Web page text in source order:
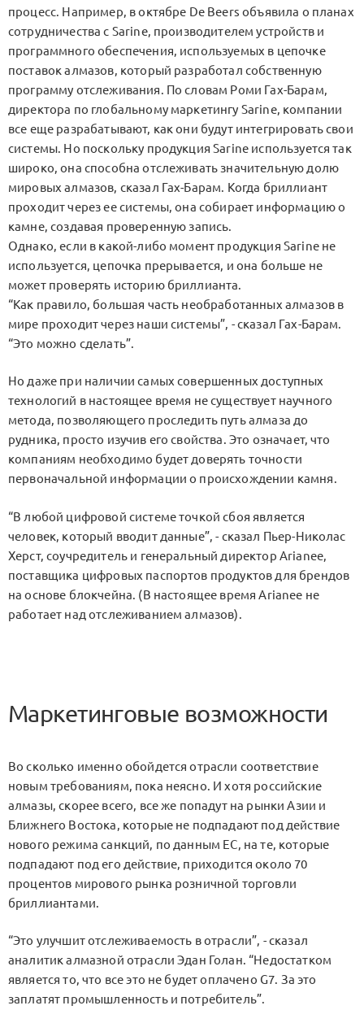
процесс. Например, в октябре De Beers объявила о планах
сотрудничества с Sarine, производителем устройств и
программного обеспечения, используемых в цепочке
поставок алмазов, который разработал собственную
программу отслеживания. По словам Роми Гах-Барам,
директора по глобальному маркетингу Sarine, компании
все еще разрабатывают, как они будут интегрировать свои
системы. Но поскольку продукция Sarine используется так
широко, она способна отслеживать значительную долю
мировых алмазов, сказал Гах-Барам. Когда бриллиант
проходит через ее системы, она собирает информацию о
камне, создавая проверенную запись.
Однако, если в какой-либо момент продукция Sarine не
используется, цепочка прерывается, и она больше не
может проверять историю бриллианта.
“Как правило, большая часть необработанных алмазов в
мире проходит через наши системы”, - сказал Гах-Барам.
“Это можно сделать”.
Но даже при наличии самых совершенных доступных
технологий в настоящее время не существует научного
метода, позволяющего проследить путь алмаза до
рудника, просто изучив его свойства. Это означает, что
компаниям необходимо будет доверять точности
первоначальной информации о происхождении камня.
“В любой цифровой системе точкой сбоя является
человек, который вводит данные”, - сказал Пьер-Николас
Херст, соучредитель и генеральный директор Arianee,
поставщика цифровых паспортов продуктов для брендов
на основе блокчейна. (В настоящее время Arianee не
работает над отслеживанием алмазов).
Маркетинговые возможности
Во сколько именно обойдется отрасли соответствие
новым требованиям, пока неясно. И хотя российские
алмазы, скорее всего, все же попадут на рынки Азии и
Ближнего Востока, которые не подпадают под действие
нового режима санкций, по данным ЕС, на те, которые
подпадают под его действие, приходится около 70
процентов мирового рынка розничной торговли
бриллиантами.
“Это улучшит отслеживаемость в отрасли”, - сказал
аналитик алмазной отрасли Эдан Голан. “Недостатком
является то, что все это не будет оплачено G7. За это
заплатят промышленность и потребитель”.